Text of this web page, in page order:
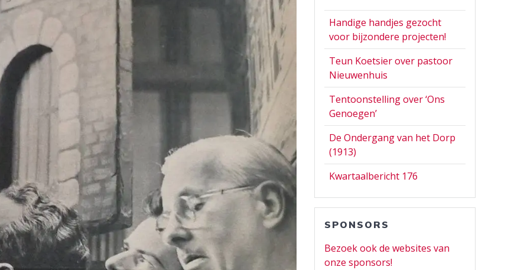
Handige handjes gezocht
voor bijzondere projecten!
Teun Koetsier over pastoor
Nieuwenhuis
Tentoonstelling over ‘Ons
Genoegen’
De Ondergang van het Dorp
(1913)
Kwartaalbericht 176
SPONSORS
Bezoek ook de websites van
onze sponsors!